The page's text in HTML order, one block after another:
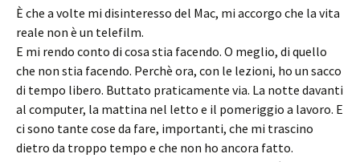
È che a volte mi disinteresso del Mac, mi accorgo che la vita
reale non è un telefilm.
E mi rendo conto di cosa stia facendo. O meglio, di quello
che non stia facendo. Perchè ora, con le lezioni, ho un sacco
di tempo libero. Buttato praticamente via. La notte davanti
al computer, la mattina nel letto e il pomeriggio a lavoro. E
ci sono tante cose da fare, importanti, che mi trascino
dietro da troppo tempo e che non ho ancora fatto.